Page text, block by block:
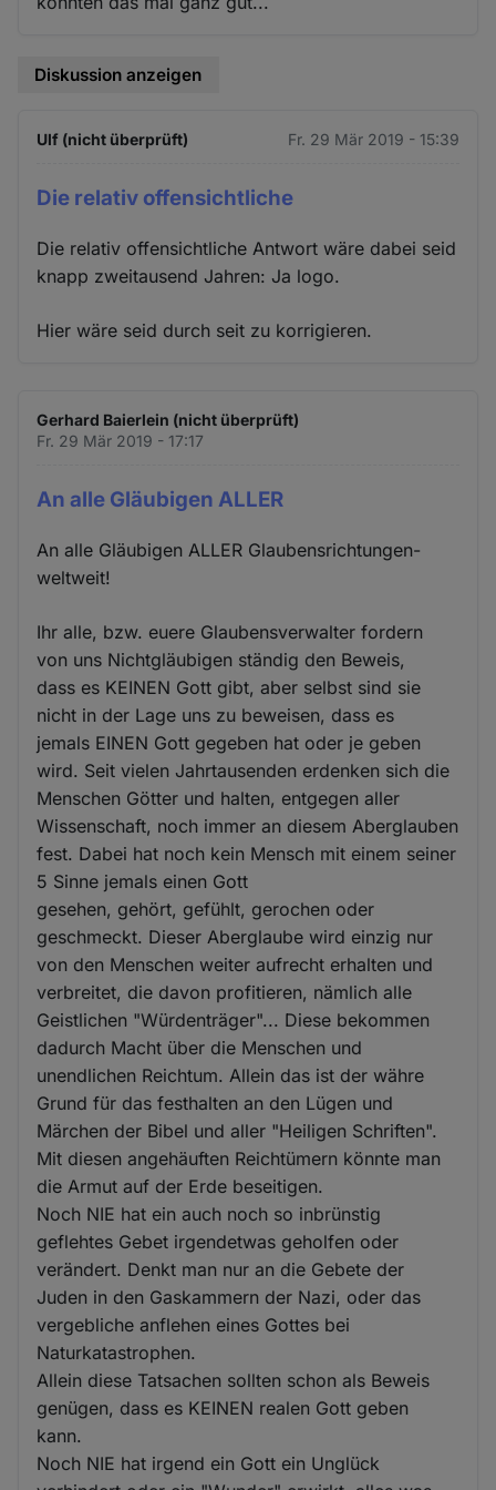
Diskussion anzeigen
Ulf (nicht überprüft) Fr. 29 Mär 2019 - 15:39
Die relativ offensichtliche
Die relativ offensichtliche Antwort wäre dabei seid
knapp zweitausend Jahren: Ja logo.
Hier wäre seid durch seit zu korrigieren.
Gerhard Baierlein (nicht überprüft)
Fr. 29 Mär 2019 - 17:17
An alle Gläubigen ALLER
An alle Gläubigen ALLER Glaubensrichtungen-
weltweit!
Ihr alle, bzw. euere Glaubensverwalter fordern
von uns Nichtgläubigen ständig den Beweis,
dass es KEINEN Gott gibt, aber selbst sind sie
nicht in der Lage uns zu beweisen, dass es
jemals EINEN Gott gegeben hat oder je geben
wird. Seit vielen Jahrtausenden erdenken sich die
Menschen Götter und halten, entgegen aller
Wissenschaft, noch immer an diesem Aberglauben
fest. Dabei hat noch kein Mensch mit einem seiner
5 Sinne jemals einen Gott
gesehen, gehört, gefühlt, gerochen oder
geschmeckt. Dieser Aberglaube wird einzig nur
von den Menschen weiter aufrecht erhalten und
verbreitet, die davon profitieren, nämlich alle
Geistlichen "Würdenträger"... Diese bekommen
dadurch Macht über die Menschen und
unendlichen Reichtum. Allein das ist der währe
Grund für das festhalten an den Lügen und
Märchen der Bibel und aller "Heiligen Schriften".
Mit diesen angehäuften Reichtümern könnte man
die Armut auf der Erde beseitigen.
Noch NIE hat ein auch noch so inbrünstig
geflehtes Gebet irgendetwas geholfen oder
verändert. Denkt man nur an die Gebete der
Juden in den Gaskammern der Nazi, oder das
vergebliche anflehen eines Gottes bei
Naturkatastrophen.
Allein diese Tatsachen sollten schon als Beweis
genügen, dass es KEINEN realen Gott geben
kann.
Noch NIE hat irgend ein Gott ein Unglück